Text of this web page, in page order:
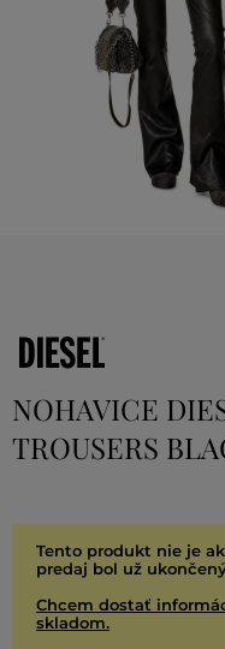
NOHAVICE
TROUSERS
Tento produkt nie je
predaj bol už
Chcem dostať
skladom.